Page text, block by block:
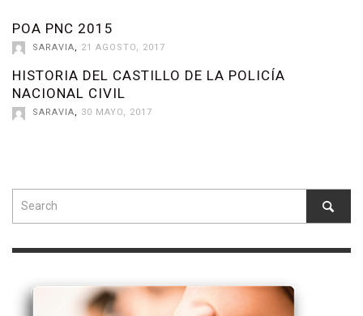
POA PNC 2015
SARAVIA, 21 AGOSTO, 2017
HISTORIA DEL CASTILLO DE LA POLICÍA
NACIONAL CIVIL
SARAVIA, 30 MAYO, 2017